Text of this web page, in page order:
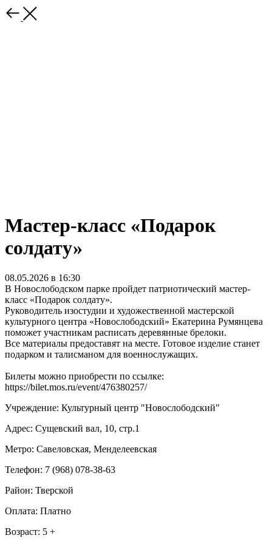
Мастер-класс «Подарок
солдату»
08.05.2026 в 16:30
В Новослободском парке пройдет патриотический мастер-
класс «Подарок солдату».
Руководитель изостудии и художественной мастерской
культурного центра «Новослободский» Екатерина Румянцева
поможет участникам расписать деревянные брелоки.
Все материалы предоставят на месте. Готовое изделие станет
подарком и талисманом для военнослужащих.
Билеты можно приобрести по ссылке:
https://bilet.mos.ru/event/476380257/
Учреждение: Культурный центр "Новослободский"
Адрес: Сущевский вал, 10, стр.1
Метро: Савеловская, Менделеевская
Телефон: 7 (968) 078-38-63
Район: Тверской
Оплата: Платно
Возраст: 5 +